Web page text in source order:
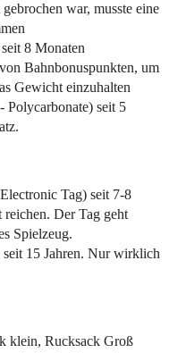
war, musste eine
8 Monaten
Bahnbonuspunkten, um
Gewicht einzuhalten
seit 5
Tag) seit 7-8
reichen. Der Tag geht
Spielzeug.
15 Jahren. Nur wirklich
klein, Rucksack Groß